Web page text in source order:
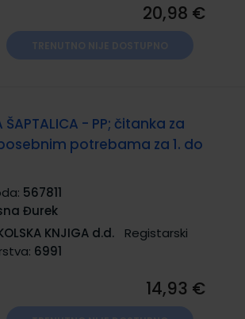
20,98 €
ŠAPTALICA - PP; čitanka za
potrebama za 1. do
567811
Đurek
KNJIGA d.d.
Registarski
6991
14,93 €